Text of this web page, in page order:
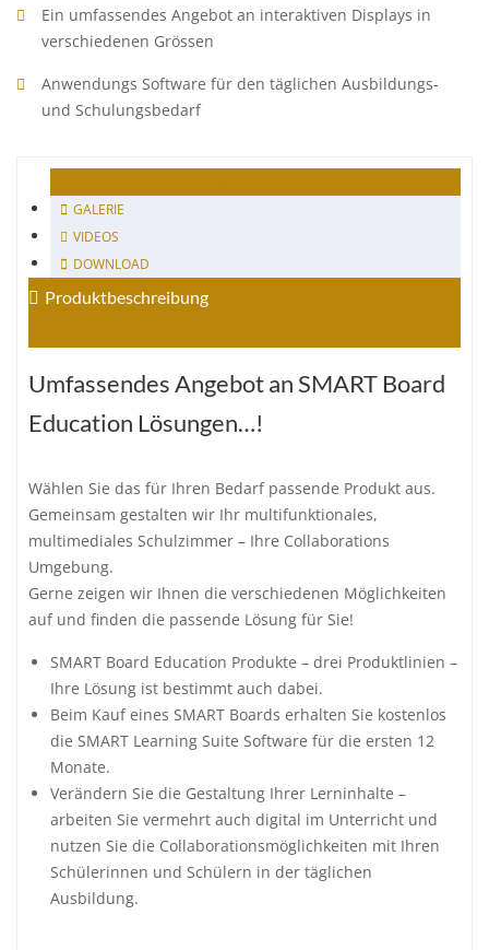
Ein umfassendes Angebot an interaktiven Displays in
verschiedenen Grössen
Anwendungs Software für den täglichen Ausbildungs-
und Schulungsbedarf
GALERIE
VIDEOS
DOWNLOAD
Produktbeschreibung
Umfassendes Angebot an SMART Board
Education Lösungen…!
Wählen Sie das für Ihren Bedarf passende Produkt aus.
Gemeinsam gestalten wir Ihr multifunktionales,
multimediales Schulzimmer – Ihre Collaborations
Umgebung.
Gerne zeigen wir Ihnen die verschiedenen Möglichkeiten
auf und finden die passende Lösung für Sie!
SMART Board Education Produkte – drei Produktlinien –
Ihre Lösung ist bestimmt auch dabei.
Beim Kauf eines SMART Boards erhalten Sie kostenlos
die SMART Learning Suite Software für die ersten 12
Monate.
Verändern Sie die Gestaltung Ihrer Lerninhalte –
arbeiten Sie vermehrt auch digital im Unterricht und
nutzen Sie die Collaborationsmöglichkeiten mit Ihren
Schülerinnen und Schülern in der täglichen
Ausbildung.